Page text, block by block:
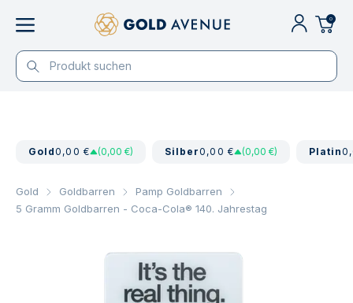
0
Gold0,00 € (0,00 €) Silber0,00 € (0,00 €) Platin
Gold Goldbarren
Pamp Goldbarren
5 Gramm Goldbarren - Coca-Cola® 140. Jahrestag